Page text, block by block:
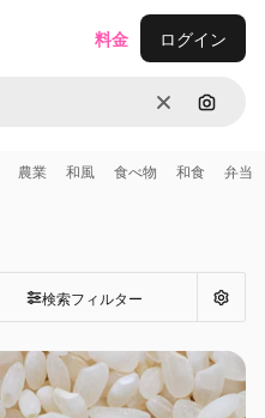
消去 画像で
料金 ログイン
農業 和風 食べ物 和食 弁当
検索フィルター